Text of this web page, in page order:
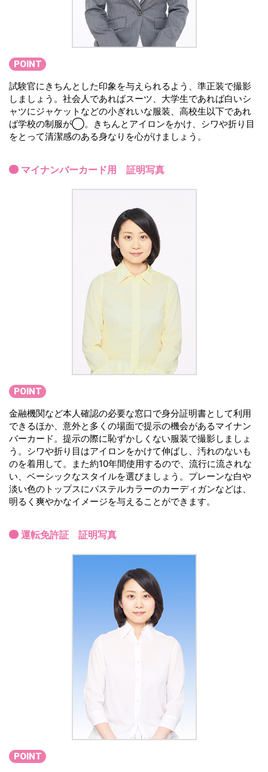
POINT
試験官にきちんとした印象を与えられるよう、準正装で撮影
しましょう。社会人であればスーツ、大学生であれば白いシ
ャツにジャケットなどの小ぎれいな服装、高校生以下であれ
ば学校の制服が◯。きちんとアイロンをかけ、シワや折り目
をとって清潔感のある身なりを心がけましょう。
マイナンバーカード用 証明写真
POINT
金融機関など本人確認の必要な窓口で身分証明書として利用
できるほか、意外と多くの場面で提示の機会があるマイナン
バーカード。提示の際に恥ずかしくない服装で撮影しましょ
う。シワや折り目はアイロンをかけて伸ばし、汚れのないも
のを着用して。また約10年間使用するので、流行に流されな
い、ベーシックなスタイルを選びましょう。プレーンな白や
淡い色のトップスにパステルカラーのカーディガンなどは、
明るく爽やかなイメージを与えることができます。
運転免許証 証明写真
POINT